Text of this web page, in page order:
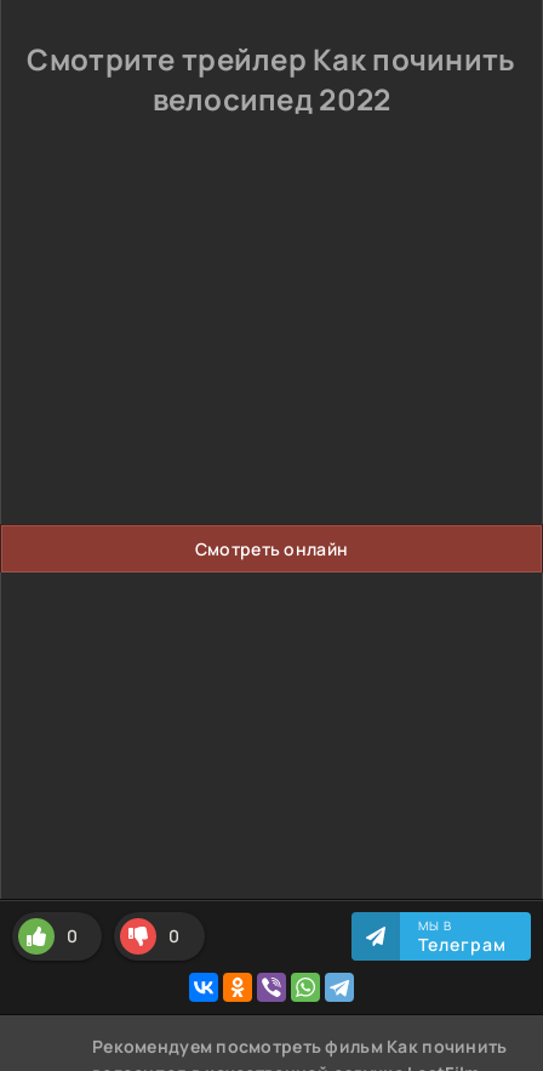
Смотрите трейлер Как починить
велосипед 2022
Смотреть онлайн
0 0 МЫ В
Телеграм
Рекомендуем посмотреть фильм Как починить